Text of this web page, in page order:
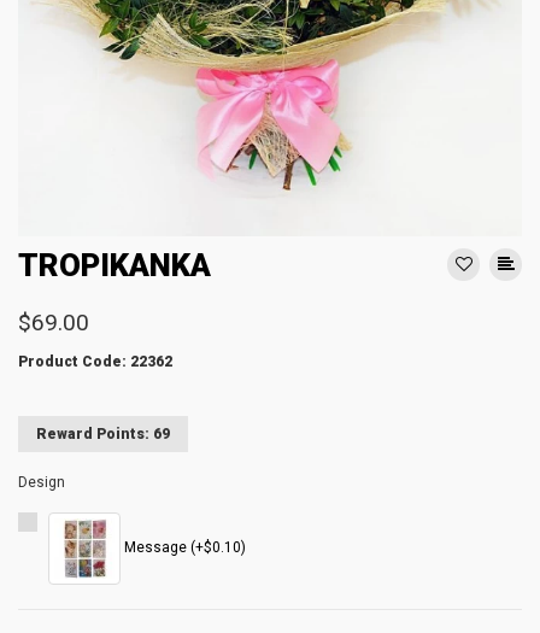
TROPIKANKA
$69.00
Product Code: 22362
Reward Points: 69
Design
Message (+$0.10)